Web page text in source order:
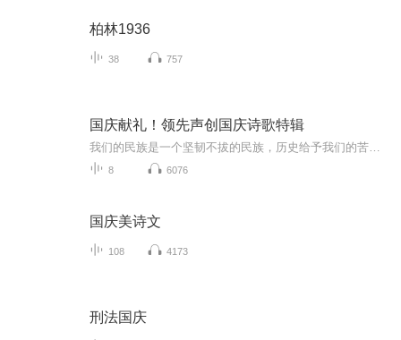
柏林1936
38 757
国庆献礼！领先声创国庆诗歌特辑
8 6076
国庆美诗文
108 4173
刑法国庆